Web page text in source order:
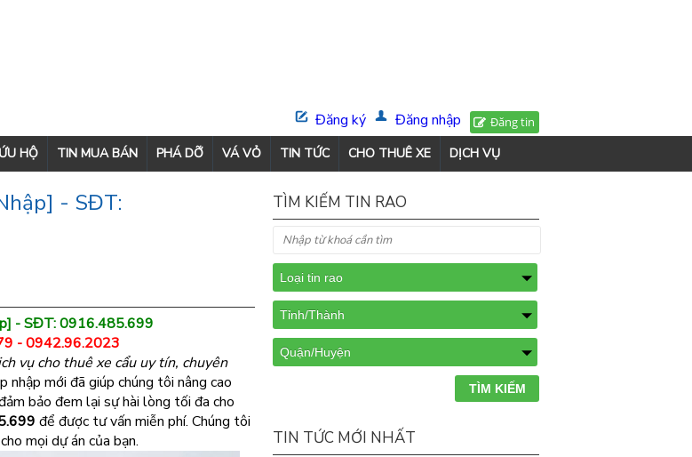
Đăng tin
Đăng nhập
Đăng ký
HỘ TIN MUA BÁN PHÁ DỠ VÁ VỎ TIN TỨC CHO THUÊ XE DỊCH VỤ
- SĐT:
- SĐT: 0916.485.699
- 0942.96.2023
vụ cho thuê xe cẩu uy tín, chuyên
nhập mới đã giúp chúng tôi nâng cao
bảo đem lại sự hài lòng tối đa cho
để được tư vấn miễn phí. Chúng tôi
mọi dự án của bạn.
TÌM KIẾM TIN RAO
TIN TỨC MỚI NHẤT